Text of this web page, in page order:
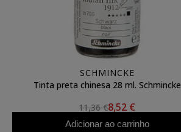
SCHMINCKE
Tinta preta chinesa 28 ml. Schmincke
11,36 €8,52 €
Adicionar ao carrinho